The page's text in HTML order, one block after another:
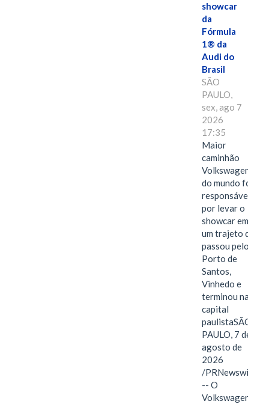
showcar
da
Fórmula
1® da
Audi do
Brasil
SÃO
PAULO,
sex, ago 7
2026
17:35
Maior
caminhão
Volkswagen
do mundo foi
responsável
por levar o
showcar em
um trajeto que
passou pelo
Porto de
Santos,
Vinhedo e
terminou na
capital
paulistaSÃO
PAULO, 7 de
agosto de
2026
/PRNewswire/
-- O
Volkswagen